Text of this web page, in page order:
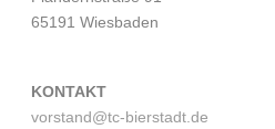
65191 Wiesbaden
KONTAKT
vorstand@tc-bierstadt.de